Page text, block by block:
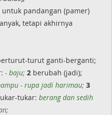
pandangan (pamer)
tetapi akhirnya
turut ganti-berganti;
- baju; 2 berubah (jadi);
- rupa jadi harimau; 3
tukar: berang dan sedih